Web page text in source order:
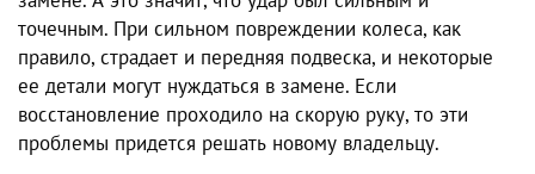
точечным. При сильном повреждении колеса, как
правило, страдает и передняя подвеска, и некоторые
ее детали могут нуждаться в замене. Если
восстановление проходило на скорую руку, то эти
проблемы придется решать новому владельцу.